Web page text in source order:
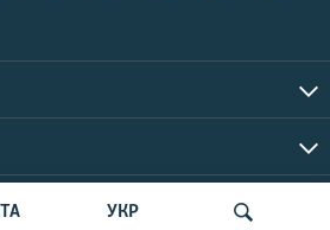
УКР
2026 | Все права защищены.